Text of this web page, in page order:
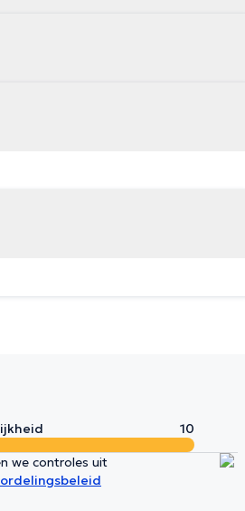
10
we controles uit